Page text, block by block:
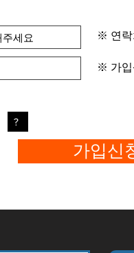
※ 연락
※ 가입
?
가입신